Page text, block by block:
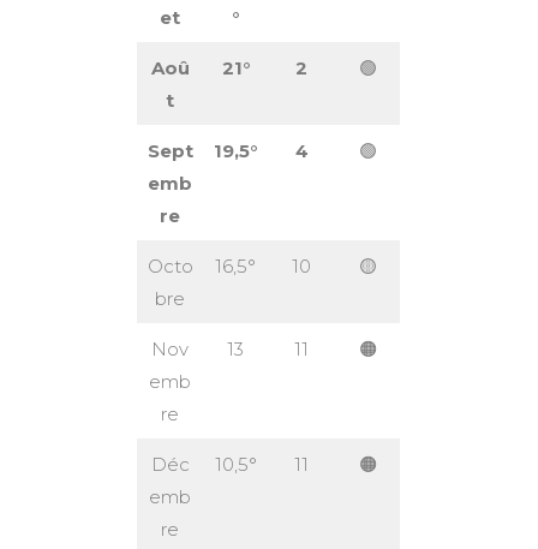
et
°
Aoû
t
21° 2 🟢
Sept
emb
re
19,5° 4 🟢
Octo
bre
16,5° 10 🟡
Nov
emb
re
13 11 🟠
Déc
emb
re
10,5° 11 🟠